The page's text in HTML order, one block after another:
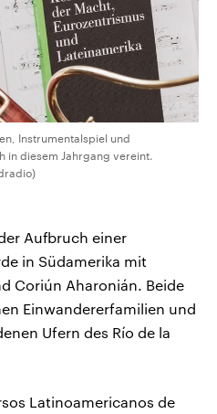
Instrumentalspiel und
in diesem Jahrgang vereint.
Aufbruch einer
in Südamerika mit
Coriún Aharonián. Beide
Einwandererfamilien und
Ufern des Río de la
Latinoamericanos de